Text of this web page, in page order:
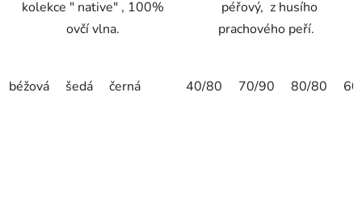
kolekce " native" , 100%
ovčí vlna.
béžová šedá černá
péřový, z husího
prachového peří.
40/80 70/90 80/80